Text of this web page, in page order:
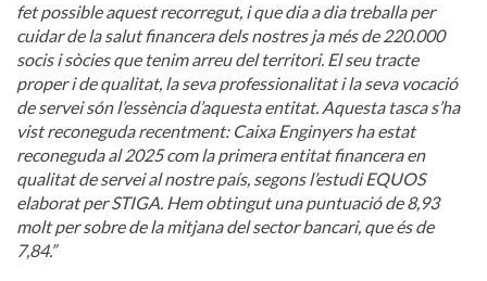
fet possible aquest recorregut, i que dia a dia treballa per
cuidar de la salut financera dels nostres ja més de 220.000
socis i sòcies que tenim arreu del territori. El seu tracte
proper i de qualitat, la seva professionalitat i la seva vocació
de servei són l’essència d’aquesta entitat. Aquesta tasca s’ha
vist reconeguda recentment: Caixa Enginyers ha estat
reconeguda al 2025 com la primera entitat financera en
qualitat de servei al nostre país, segons l’estudi EQUOS
elaborat per STIGA. Hem obtingut una puntuació de 8,93
molt per sobre de la mitjana del sector bancari, que és de
7,84.”